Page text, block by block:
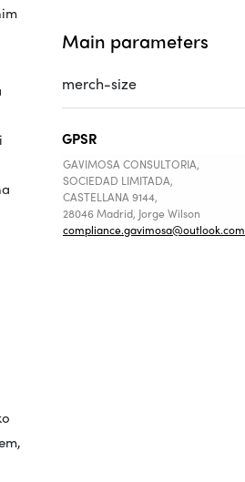
Main parameters
merch-size
GPSR
GAVIMOSA CONSULTORIA,
SOCIEDAD LIMITADA,
CASTELLANA 9144,
28046 Madrid, Jorge Wilson
compliance.gavimosa@outlook.com